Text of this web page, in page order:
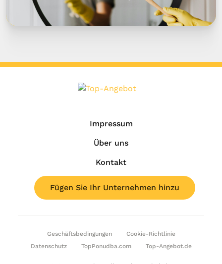
Impressum
Über uns
Kontakt
Fügen Sie Ihr Unternehmen hinzu
Geschäftsbedingungen
Cookie-Richtlinie
Datenschutz
TopPonudba.com Top-Angebot.de